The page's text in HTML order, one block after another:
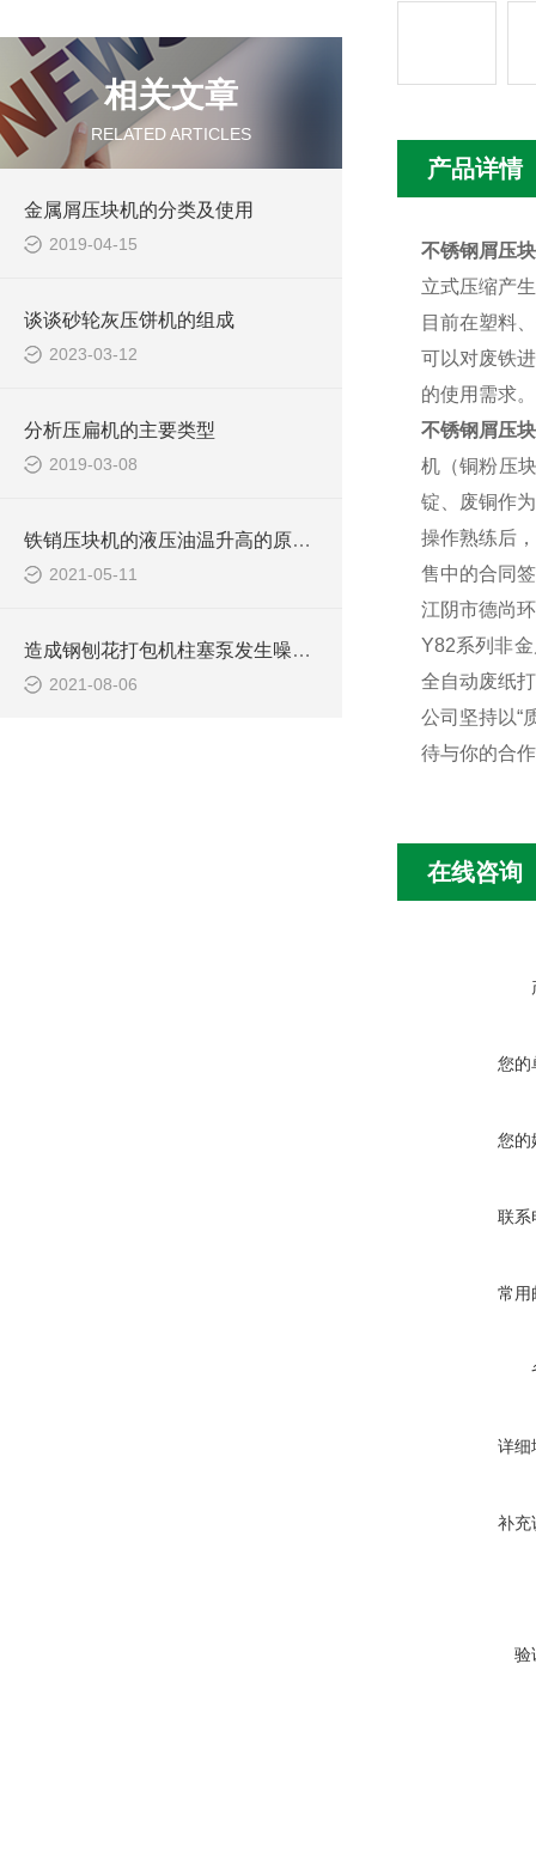
相关文章
RELATED ARTICLES
金属屑压块机的分类及使用
2019-04-15
谈谈砂轮灰压饼机的组成
2023-03-12
分析压扁机的主要类型
2019-03-08
铁销压块机的液压油温升高的原因有哪些？
2021-05-11
造成钢刨花打包机柱塞泵发生噪声的原因是什么？
2021-08-06
产品详情
不锈钢屑压
立式压缩产
目前在塑料
可以对废铁
的使用需求。
不锈钢屑压
机（铜粉压
锭、废铜作
操作熟练后
售中的合同
江阴市德尚
Y82系列非
全自动废纸
公司坚持以“
待与你的合
在线咨询
您的
您的
联系
常用
详细
补充
验